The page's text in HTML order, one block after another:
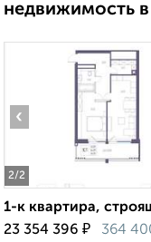
недвижимость в
2/2
‹
1-к квартира,
23 354 396 ₽ 364